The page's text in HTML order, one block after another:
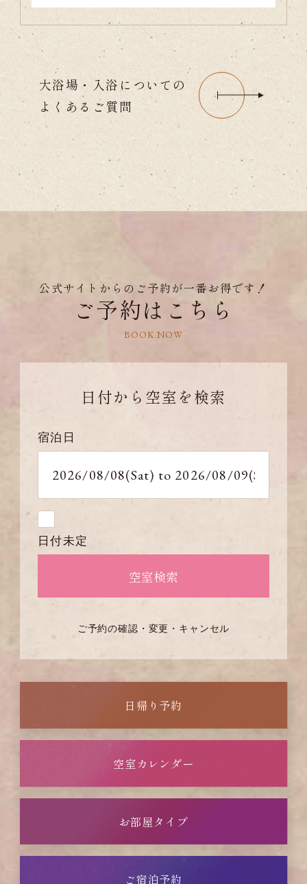
大浴場・入浴についての
よくあるご質問
公式サイトからのご予約が一番お得です！
ご予約はこちら
BOOK NOW
日付から 空室を検索
宿泊日
日付未定
ご予約の確認・変更・キャンセル
日帰り予約
空室カレンダー
お部屋タイプ
ご宿泊予約